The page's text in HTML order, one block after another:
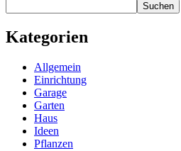
Suchen
Kategorien
Allgemein
Einrichtung
Garage
Garten
Haus
Ideen
Pflanzen